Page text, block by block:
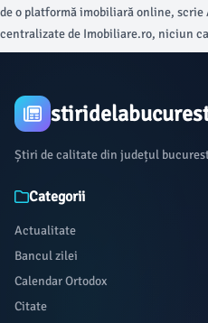
de o platformă imobiliară online, scrie
centralizate de Imobiliare.ro, niciun
prinde topul celor mai ieftine zece
singurul cartier din ţară în care
preţ mediu mai mic de 1.400 euro/
Știri de calitate din județul
Categorii
Actualitate
Bancul zilei
Calendar Ortodox
Citate